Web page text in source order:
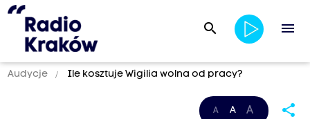
search menu
Audycje Ile kosztuje Wigilia wolna od pracy?
A A A share